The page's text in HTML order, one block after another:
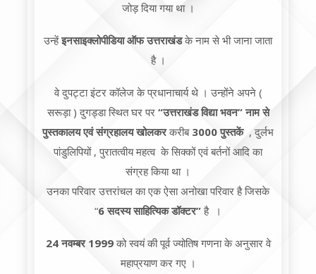
जोड़ दिया गया था ।
उन्हेंइनसाइक्लोपीडिया ऑफ उत्तराखंडके नाम से भी जाना जाता
है ।
वे दुपट्टा इंटर कॉलेज के प्रधानाचार्य थे । उन्होंने अपने (
सरूड़ा ) दुगड्डा स्थित घर पर “उत्तराखंड विद्या भवन” नाम से
पुस्तकालय एवं संग्रहालय खोलकरकरीब 3000 पुस्तकें, दुर्लभ
पांडुलिपियों , पुरातत्वीय महत्व के सिक्कों एवं बर्तनों आदि का
संग्रह किया था ।
उनका परिवार उत्तरांचल का एक ऐसा अनोखा परिवार है जिसके
“6 सदस्य साहित्यिक डॉक्टर”है ।
24 नवम्बर 1999को स्वयं की पूर्व ज्योतिष गणना के अनुसार वे
महाप्रयाण कर गए ।